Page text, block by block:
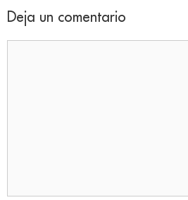
Deja un comentario